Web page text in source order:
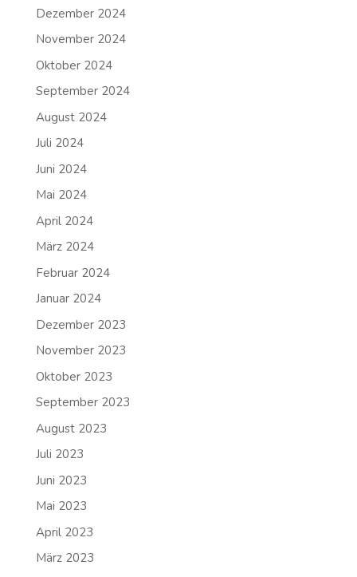
Dezember 2024
November 2024
Oktober 2024
September 2024
August 2024
Juli 2024
Juni 2024
Mai 2024
April 2024
März 2024
Februar 2024
Januar 2024
Dezember 2023
November 2023
Oktober 2023
September 2023
August 2023
Juli 2023
Juni 2023
Mai 2023
April 2023
März 2023